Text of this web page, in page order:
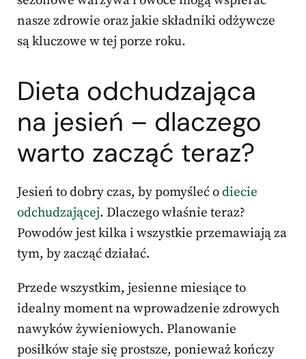
nasze zdrowie oraz jakie składniki odżywcze
są kluczowe w tej porze roku.
Dieta odchudzająca
na jesień – dlaczego
warto zacząć teraz?
Jesień to dobry czas, by pomyśleć odiecie
odchudzającej. Dlaczego właśnie teraz?
Powodów jest kilka i wszystkie przemawiają za
tym, by zacząć działać.
Przede wszystkim, jesienne miesiące to
idealny moment na wprowadzenie zdrowych
nawyków żywieniowych. Planowanie
posiłków staje się prostsze, ponieważ kończy